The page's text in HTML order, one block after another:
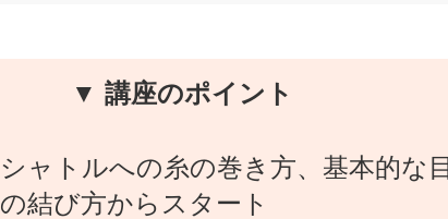
▼ 講座のポイント
シャトルへの糸の巻き方、基本的な目
の結び方からスタート